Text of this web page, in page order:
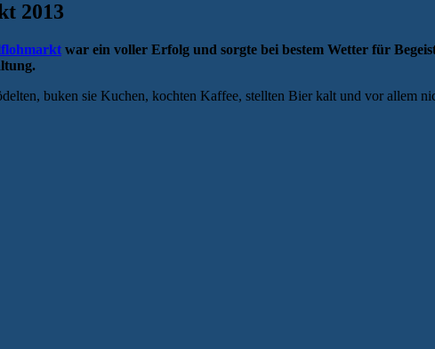
2013
war ein voller Erfolg und sorgte bei bestem Wetter für
buken sie Kuchen, kochten Kaffee, stellten Bier kalt und vor allem